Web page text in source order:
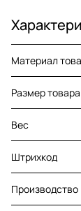
Материал
Размер
Вес
Штрихкод
Производство